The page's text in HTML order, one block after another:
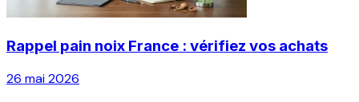
Rappel pain noix France : vérifiez vos achats
26 mai 2026